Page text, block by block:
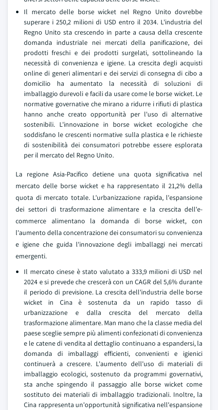
Il mercato delle borse wicket nel Regno Unito dovrebbe
superare i 250,2 milioni di USD entro il 2034. L'industria del
Regno Unito sta crescendo in parte a causa della crescente
domanda industriale nei mercati della panificazione, dei
prodotti freschi e dei prodotti surgelati, sottolineando la
necessità di convenienza e igiene. La crescita degli acquisti
online di generi alimentari e dei servizi di consegna di cibo a
domicilio ha aumentato la necessità di soluzioni di
imballaggio durevoli e facili da usare come le borse wicket. Le
normative governative che mirano a ridurre i rifiuti di plastica
hanno anche creato opportunità per l'uso di alternative
sostenibili. L'innovazione in borse wicket ecologiche che
soddisfano le crescenti normative sulla plastica e le richieste
di sostenibilità dei consumatori potrebbe essere esplorata
per il mercato del Regno Unito.
La regione Asia-Pacifico detiene una quota significativa nel
mercato delle borse wicket e ha rappresentato il 21,2% della
quota di mercato totale. L'urbanizzazione rapida, l'espansione
dei settori di trasformazione alimentare e la crescita dell'e-
commerce alimentano la domanda di borse wicket, con
l'aumento della concentrazione dei consumatori su convenienza
e igiene che guida l'innovazione degli imballaggi nei mercati
emergenti.
Il mercato cinese è stato valutato a 333,9 milioni di USD nel
2024 e si prevede che crescerà con un CAGR del 5,6% durante
il periodo di previsione. La crescita dell'industria delle borse
wicket in Cina è sostenuta da un rapido tasso di
urbanizzazione e dalla crescita del mercato della
trasformazione alimentare. Man mano che la classe media del
paese sceglie sempre più alimenti confezionati di convenienza
e le catene di vendita al dettaglio continuano a espandersi, la
domanda di imballaggi efficienti, convenienti e igienici
continuerà a crescere. L'aumento dell'uso di materiali di
imballaggio ecologici, sostenuto da programmi governativi,
sta anche spingendo il passaggio alle borse wicket come
sostituto dei materiali di imballaggio tradizionali. Inoltre, la
Cina rappresenta un'opportunità significativa nell'espansione